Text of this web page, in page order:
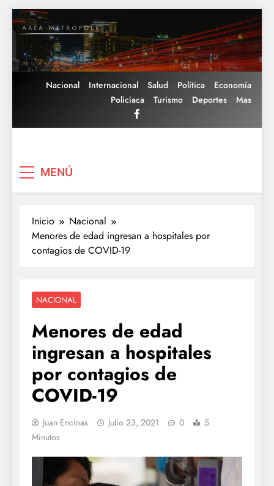
Saltar
al
contenido
Nacional Internacional Salud Política
Economía
Policiaca
Turismo Deportes Mas
MENÚ
Inicio
Nacional
Menores de edad ingresan a hospitales por
contagios de COVID-19
NACIONAL
Menores de edad
ingresan a hospitales
por contagios de
COVID-19
Juan Encinas Julio 23, 2021 0
5
Minutos